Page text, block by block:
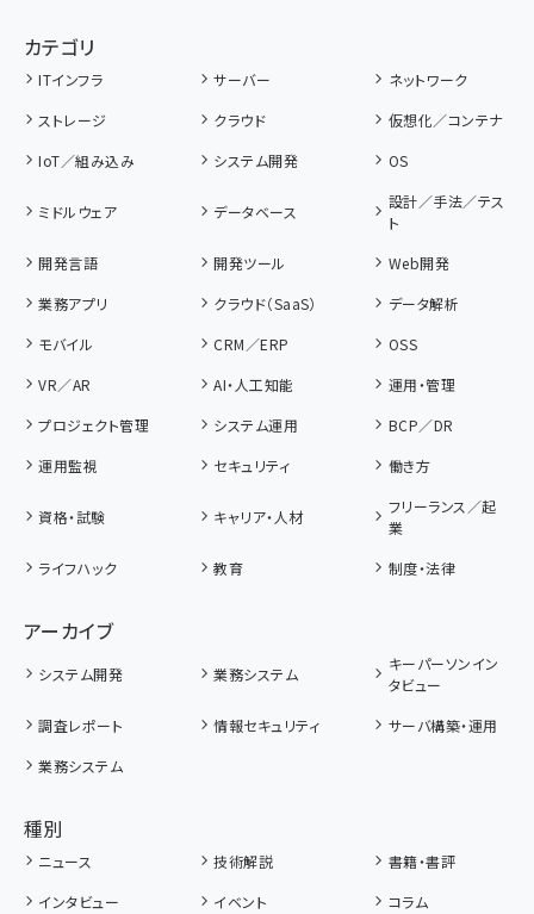
カテゴリ
ITインフラ サーバー
ネットワーク
ストレージ
クラウド
仮想化／コンテナ
IoT／組み込み
システム開発 OS
ミドルウェア データベース
設計／手法／テス
ト
開発言語
開発ツール
Web開発
業務アプリ
クラウド（SaaS）
データ解析
モバイル
CRM／ERP
OSS
VR／AR
AI・人工知能
運用・管理
プロジェクト管理
システム運用
BCP／DR
運用監視
セキュリティ 働き方
資格・試験 キャリア・人材
フリーランス／起
業
ライフハック
教育 制度・法律
アーカイブ
システム開発 業務システム
キーパーソンイン
タビュー
調査レポート
情報セキュリティ
サーバ構築・運用
業務システム
種別
ニュース 技術解説
書籍・書評
インタビュー
イベント
コラム